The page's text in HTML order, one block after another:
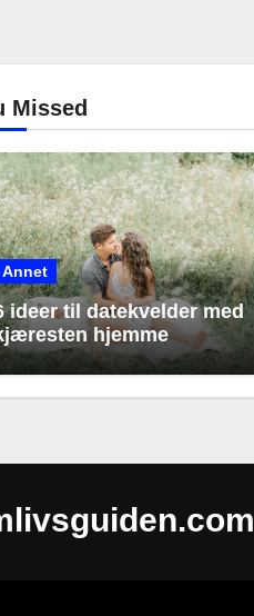
Missed
Annet
ideer til datekvelder med
hjemme